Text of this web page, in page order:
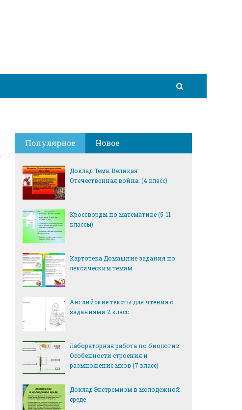
Популярное Новое
Доклад Тема: Великая
Отечественная война. (4 класс)
Кроссворды по математике (5-11
классы)
Картотека Домашние задания по
лексическим темам
Английские тексты для чтения с
заданиями 2 класс
Лабораторная работа по биологии
Особенности строения и
размножение мхов (7 класс)
Доклад Экстремизм в молодежной
среде